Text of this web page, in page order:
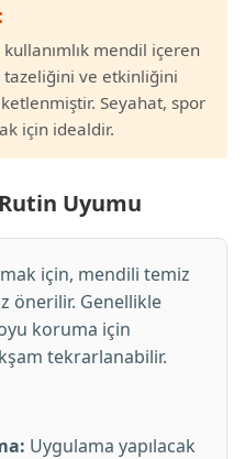
mendil içeren
ve etkinliğini
Seyahat, spor
için idealdir.
Uyumu
için, mendili temiz
önerilir. Genellikle
koruma için
tekrarlanabilir.
Uygulama yapılacak